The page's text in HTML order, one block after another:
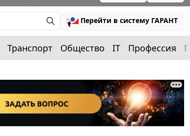
Перейти в систему ГАРАНТ
Транспорт Общество IT Профессия